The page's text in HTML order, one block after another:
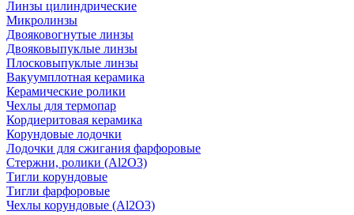
Линзы цилиндрические
Микролинзы
Двояковогнутые линзы
Двояковыпуклые линзы
Плосковыпуклые линзы
Вакуумплотная керамика
Керамические ролики
Чехлы для термопар
Кордиеритовая керамика
Корундовые лодочки
Лодочки для сжигания фарфоровые
Стержни, ролики (Al2O3)
Тигли корундовые
Тигли фарфоровые
Чехлы корундовые (Al2O3)